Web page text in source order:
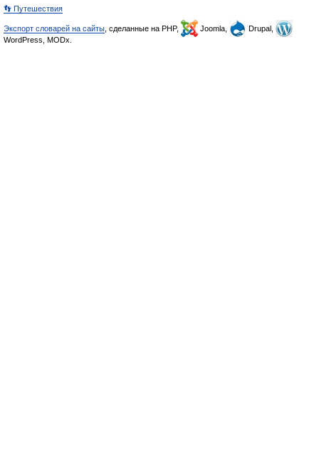
👣 Путешествия
Экспорт словарей на сайты , сделанные на PHP, Joomla,
Drupal,
WordPress, MODx.